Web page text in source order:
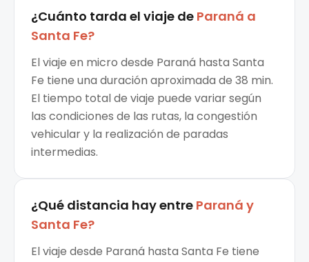
¿Cuánto tarda el viaje de Paraná a
Santa Fe?
El viaje en micro desde Paraná hasta Santa
Fe tiene una duración aproximada de 38 min.
El tiempo total de viaje puede variar según
las condiciones de las rutas, la congestión
vehicular y la realización de paradas
intermedias.
¿Qué distancia hay entre Paraná y
Santa Fe?
El viaje desde Paraná hasta Santa Fe tiene